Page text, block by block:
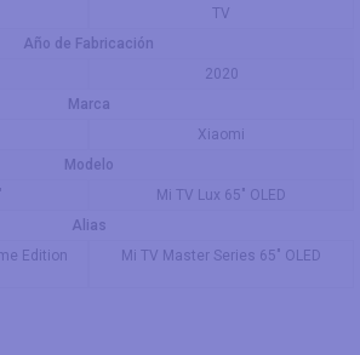
TV
Año de Fabricación
2020
Marca
Xiaomi
Modelo
Mi TV Lux 65" OLED
Alias
Edition
Mi TV Master Series 65" OLED